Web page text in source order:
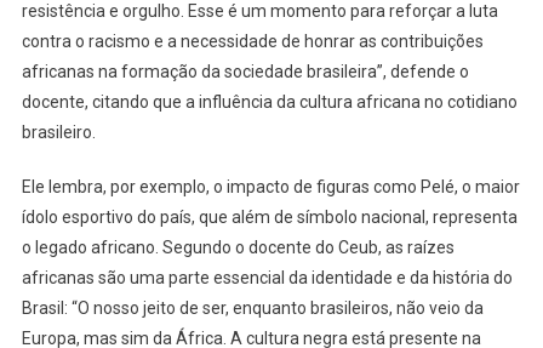
resistência e orgulho. Esse é um momento para reforçar a luta
contra o racismo e a necessidade de honrar as contribuições
africanas na formação da sociedade brasileira”, defende o
docente, citando que a influência da cultura africana no cotidiano
brasileiro.
Ele lembra, por exemplo, o impacto de figuras como Pelé, o maior
ídolo esportivo do país, que além de símbolo nacional, representa
o legado africano. Segundo o docente do Ceub, as raízes
africanas são uma parte essencial da identidade e da história do
Brasil: “O nosso jeito de ser, enquanto brasileiros, não veio da
Europa, mas sim da África. A cultura negra está presente na